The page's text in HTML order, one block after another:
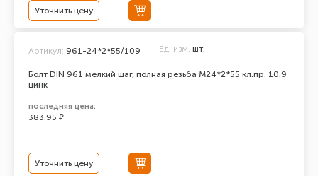
Уточнить цену
Болт DIN 961 мелкий шаг, полная резьба M24*2*55 кл.пр. 10.9
цинк
Артикул: 961-24*2*55/109 Ед. изм. шт.
последняя цена:
383.95 ₽
Уточнить цену